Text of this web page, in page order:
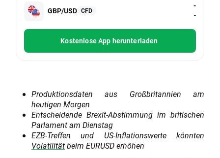
GBP/USD CFD
-
-
Kostenlose App herunterladen
Produktionsdaten aus Großbritannien am
heutigen Morgen
Entscheidende Brexit-Abstimmung im britischen
Parlament am Dienstag
EZB-Treffen und US-Inflationswerte könnten
Volatilitätbeim EURUSD erhöhen